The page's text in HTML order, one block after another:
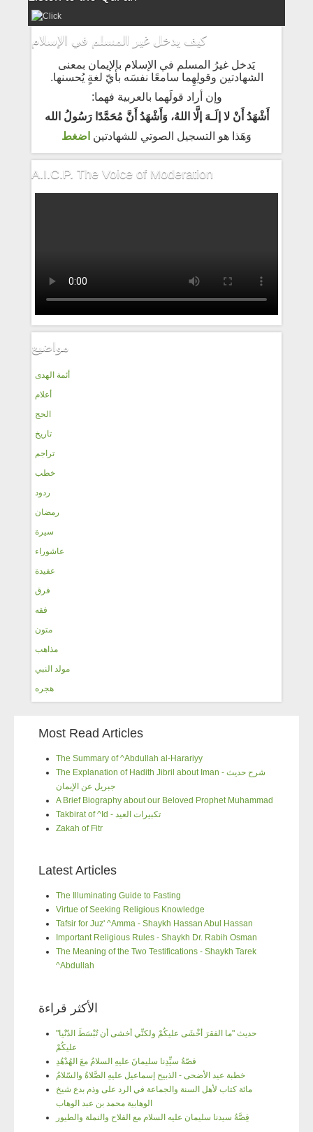
كيف يدخل غير المسلم في الإسلام
يَدخل غيرُ المسلم في الإسلام بالإيمان بمعنى
الشهادتين وقولِهِما سامعًا نفسَه بأيّ لغةٍ يُحسنها.
وإن أراد قولَهما بالعربية فهما:
أَشْهَدُ أَنْ لا إلَـهَ إلَّا اللهُ، وَأَشْهَدُ أَنَّ مُحَمَّدًا رَسُولُ الله
وَهَذا هو التسجيل الصوتي للشهادتين اضغط
A.I.C.P. The Voice of Moderation
مواضيع
أئمة الهدى
أعلام
الحج
تاريخ
تراجم
خطب
ردود
رمضان
سيرة
عاشوراء
عقيدة
فرق
فقه
متون
مذاهب
مولد النبي
هجره
Most Read Articles
The Summary of ^Abdullah al-Harariyy
The Explanation of Hadith Jibril about Iman - شرح حديث
جبريل عن الإيمان
A Brief Biography about our Beloved Prophet Muhammad
Takbirat of ^Id - تكبيرات العيد
Zakah of Fitr
Latest Articles
The Illuminating Guide to Fasting
Virtue of Seeking Religious Knowledge
Tafsir for Juz' ^Amma - Shaykh Hassan Abul Hassan
Important Religious Rules - Shaykh Dr. Rabih Osman
The Meaning of the Two Testifications - Shaykh Tarek
^Abdullah
الأكثر قراءة
"حديث "ما الفقرَ أخْشَى عليكُمْ ولكنِّي أخشى أن تُبْسَطَ الدّنْيا
عليكُمْ
قصّةُ سيِّدِنا سليمانَ عليهِ السلامُ معَ الهُدْهُدِ
خطبة عيد الأضحى - الذبيح إسماعيل عليهِ الصَّلاةُ والسّلامُ
مائة كتاب لأهل السنة والجماعة في الرد على وذم بدع شيخ
الوهابية محمد بن عبد الوهاب
قِصَّةُ سيدنا سليمان عليه السلام مع الفلاح والنملة والطيور